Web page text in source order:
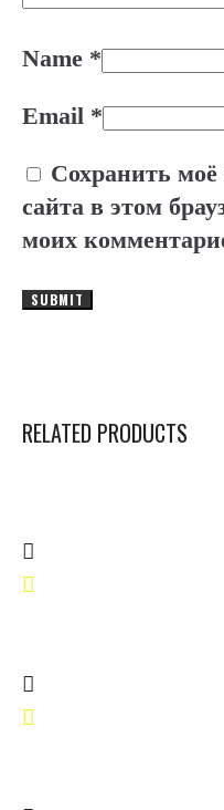
Name *
Email *
Сохранить
сайта в этом
моих
RELATED PRODUCTS